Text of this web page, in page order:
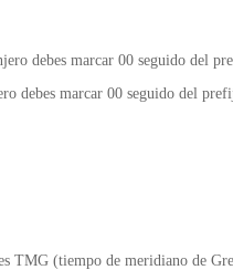
debes marcar 00 seguido del
debes marcar 00 seguido del
TMG (tiempo de meridiano de